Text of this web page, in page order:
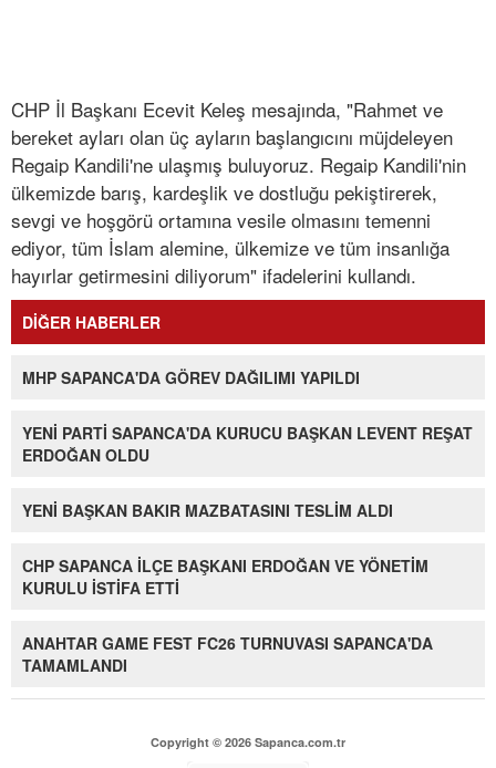
CHP İl Başkanı Ecevit Keleş mesajında, "Rahmet ve
bereket ayları olan üç ayların başlangıcını müjdeleyen
Regaip Kandili'ne ulaşmış buluyoruz. Regaip Kandili'nin
ülkemizde barış, kardeşlik ve dostluğu pekiştirerek,
sevgi ve hoşgörü ortamına vesile olmasını temenni
ediyor, tüm İslam alemine, ülkemize ve tüm insanlığa
hayırlar getirmesini diliyorum" ifadelerini kullandı.
DİĞER HABERLER
MHP SAPANCA'DA GÖREV DAĞILIMI YAPILDI
YENİ PARTİ SAPANCA'DA KURUCU BAŞKAN LEVENT REŞAT
ERDOĞAN OLDU
YENİ BAŞKAN BAKIR MAZBATASINI TESLİM ALDI
CHP SAPANCA İLÇE BAŞKANI ERDOĞAN VE YÖNETİM
KURULU İSTİFA ETTİ
ANAHTAR GAME FEST FC26 TURNUVASI SAPANCA'DA
TAMAMLANDI
Copyright © 2026 Sapanca.com.tr